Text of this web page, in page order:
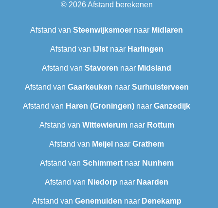
© 2026Afstand berekenen
Afstand van Steenwijksmoer naar Midlaren
Afstand van IJlstnaar Harlingen
Afstand van Stavoren naar Midsland
Afstand van Gaarkeuken naar Surhuisterveen
Afstand van Haren (Groningen) naar Ganzedijk
Afstand van Wittewierumnaar Rottum
Afstand van Meijel naar Grathem
Afstand van Schimmertnaar Nunhem
Afstand van Niedorp naar Naarden
Afstand van Genemuiden naar Denekamp